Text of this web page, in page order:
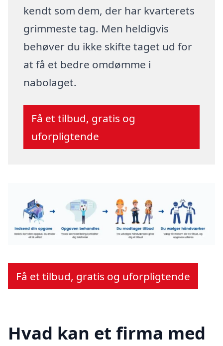
kendt som dem, der har kvarterets
grimmeste tag. Men heldigvis
behøver du ikke skifte taget ud for
at få et bedre omdømme i
nabolaget.
Få et tilbud, gratis og
uforpligtende
Få et tilbud, gratis og uforpligtende
Hvad kan et firma med